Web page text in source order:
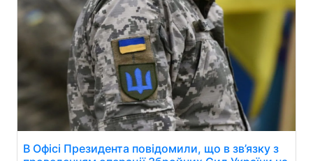
В Офісі Президента повідомили, що в зв’язку з